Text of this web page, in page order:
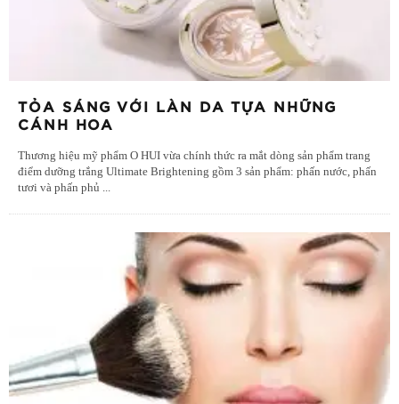
TỎA SÁNG VỚI LÀN DA TỰA NHỮNG
CÁNH HOA
Thương hiệu mỹ phẩm O HUI vừa chính thức ra mắt dòng sản phẩm trang
điểm dưỡng trắng Ultimate Brightening gồm 3 sản phẩm: phấn nước, phấn
tươi và phấn phủ ...